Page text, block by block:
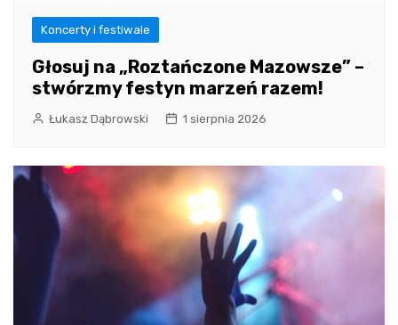
Koncerty i festiwale
Głosuj na „Roztańczone Mazowsze” –
stwórzmy festyn marzeń razem!
Łukasz Dąbrowski 1 sierpnia 2026